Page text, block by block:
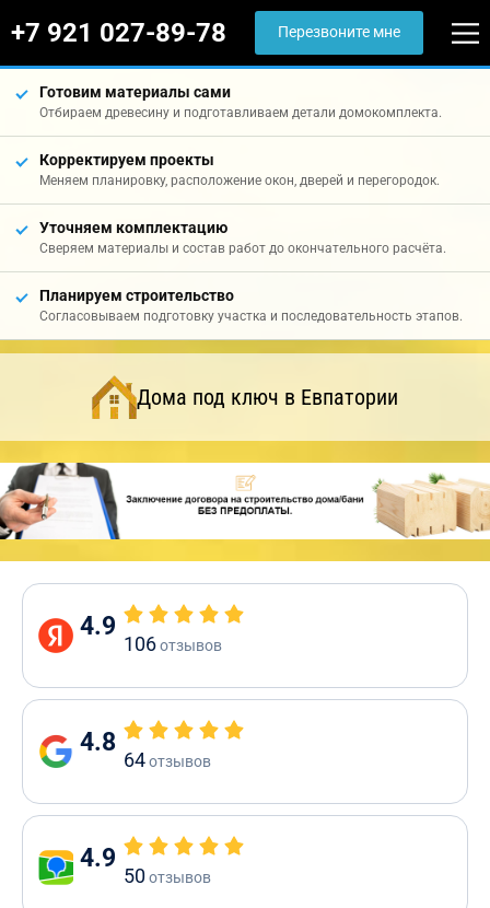
+7 921 027-89-78 Перезвоните мне
Готовим материалы сами
Отбираем древесину и подготавливаем детали домокомплекта.
Корректируем проекты
Меняем планировку, расположение окон, дверей и перегородок.
Уточняем комплектацию
Сверяем материалы и состав работ до окончательного расчёта.
Планируем строительство
Согласовываем подготовку участка и последовательность этапов.
Дома под ключ в Евпатории
4.9
106отзывов
4.8
64отзывов
4.9
50отзывов